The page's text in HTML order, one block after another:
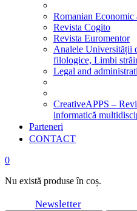
Romanian Economic
Revista Cogito
Revista Euromentor
Analele Universității
filologice, Limbi
Legal and
CreativeAPPS –
informatică
Parteneri
CONTACT
0
Nu există produse în coș.
Newsletter